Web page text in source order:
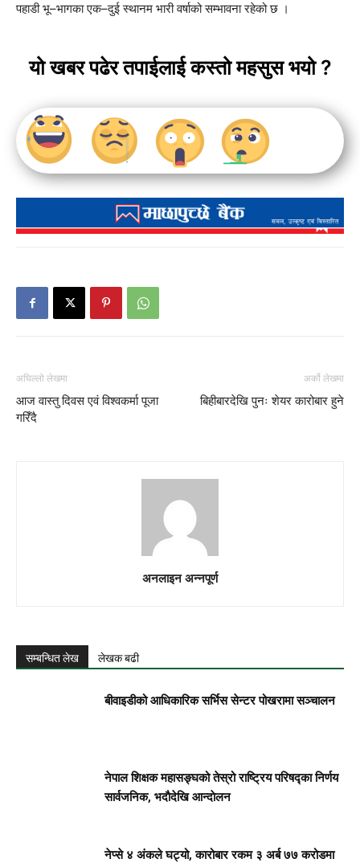
पहाडी भू–भागका एक–दुई स्थानम भारी वर्षाको सम्भावना रहेको छ ।
यो खबर पढेर तपाईलाई कस्तो महसुस भयो ?
अघिल्लो लेखमा
आज वास्तु दिवस एवं विश्वकर्मा पूजा
गरिँदै
अर्को लेखमा
बिहीबारदेखि पुनः शेयर कारोबार हुने
अनलाइन अन्नपूर्ण
सम्बन्धित लेख लेखक बढी
बीवाइडीको आधिकारिक सर्भिस सेन्टर पोखरामा सञ्चालन
नेपाल शिक्षक महासङ्घको तेस्रो राष्ट्रिय परिषद्का निर्णय
सार्वजनिक, भदाैदेखि आन्दाेलन
नेप्से ४ अंकले घट्यो, कारोबार रकम ३ अर्ब ७७ करोडमा